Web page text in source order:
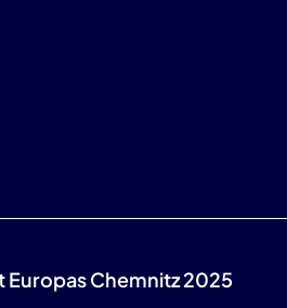
Chemnitz 2025